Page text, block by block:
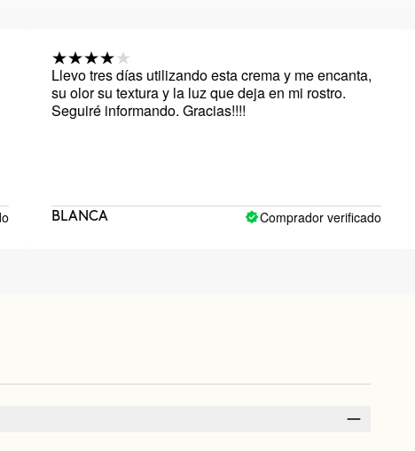
tres días utilizando esta crema y me encanta,
su textura y la luz que deja en mi rostro.
informando. Gracias!!!!
Comprador verificado
Todas las
cara
Olga